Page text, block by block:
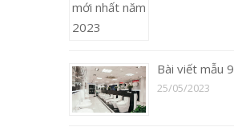
Bài viết mẫu 9
25/05/2023